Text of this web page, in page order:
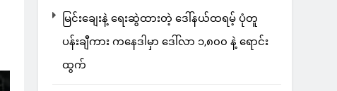
မြင်းချေးနဲ့ ရေးဆွဲထားတဲ့ ဒေါ်နယ်ထရမ့် ပုံတူ
ပန်းချီကား ကနေဒါမှာ ဒေါ်လာ ၁,၈၀၀ နဲ့ ရောင်း
ထွက်